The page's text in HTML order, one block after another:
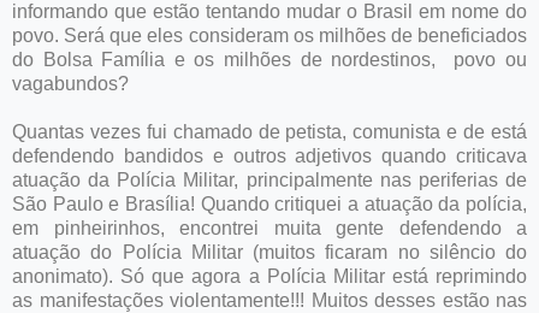
informando que estão tentando mudar o Brasil em nome do
povo. Será que eles consideram os milhões de beneficiados
do Bolsa Família e os milhões de nordestinos, povo ou
vagabundos?
Quantas vezes fui chamado de petista, comunista e de está
defendendo bandidos e outros adjetivos quando criticava
atuação da Polícia Militar, principalmente nas periferias de
São Paulo e Brasília! Quando critiquei a atuação da polícia,
em pinheirinhos, encontrei muita gente defendendo a
atuação do Polícia Militar (muitos ficaram no silêncio do
anonimato). Só que agora a Polícia Militar está reprimindo
as manifestações violentamente!!! Muitos desses estão nas